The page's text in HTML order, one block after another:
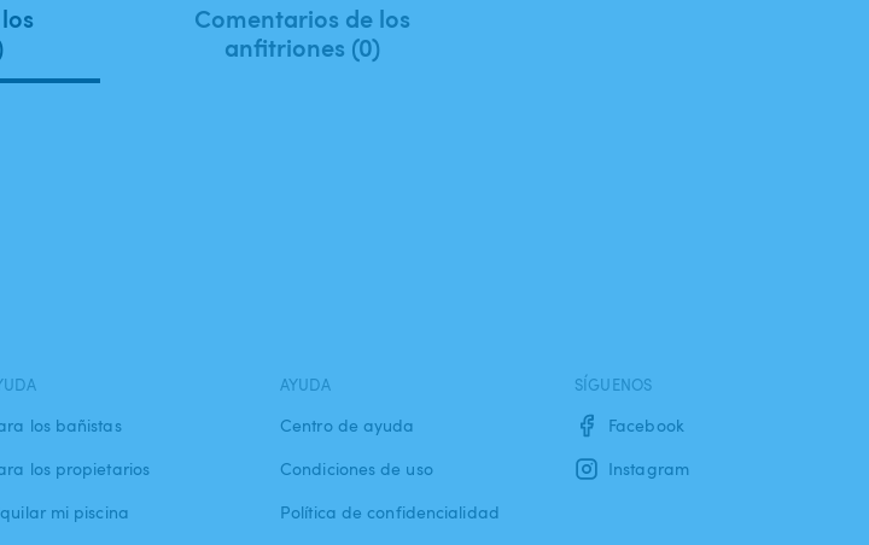
Comentarios de los
anfitriones (0)
los bañistas
los propietarios
mi piscina
AYUDA
Centro de ayuda
Condiciones de uso
Política de confidencialidad
SÍGUENOS
Facebook
Instagram